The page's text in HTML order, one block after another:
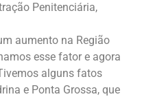
Penitenciária,
aumento na Região
esse fator e agora
alguns fatos
e Ponta Grossa, que